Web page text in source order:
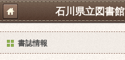
石川県立図書館
書誌情報